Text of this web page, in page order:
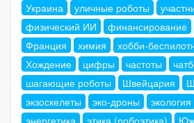
Украина
уличные роботы
физический ИИ
финансирование
Франция
химия хобби-
Хождение
цифры частоты
шагающие роботы
Швейцария
экзоскелеты
эко-дроны экология